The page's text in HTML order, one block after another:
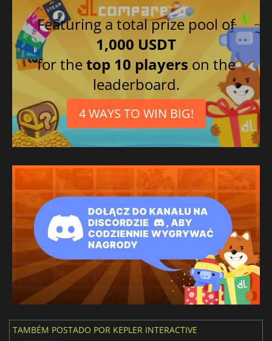
Featuring a total prize pool of
1,000 USDT
for thetop 10 players on the
leaderboard.
4 WAYS TO WIN BIG!
TAMBÉM POSTADO POR KEPLER INTERACTIVE